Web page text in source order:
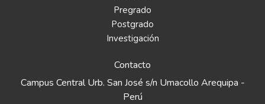
Pregrado
Postgrado
Investigación
Contacto
Campus Central Urb. San José s/n Umacollo Arequipa -
Perú